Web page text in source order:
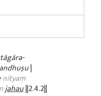
|
nityaṃ
jahau||2.4.2||